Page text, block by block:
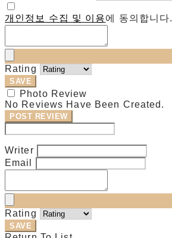
개인정보 수집 및 이용에 동의합니다.
Rating
SAVE
Photo Review
No Reviews Have Been Created.
POST REVIEW
Writer
Email
Rating
SAVE